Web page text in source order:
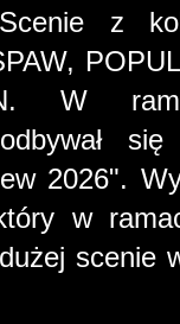
z
W
2026".
w
scenie